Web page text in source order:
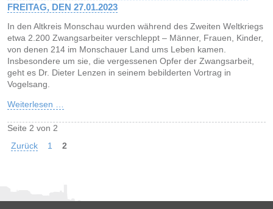
FREITAG, DEN 27.01.2023
In den Altkreis Monschau wurden während des Zweiten Weltkriegs
etwa 2.200 Zwangsarbeiter verschleppt ‒ Männer, Frauen, Kinder,
von denen 214 im Monschauer Land ums Leben kamen.
Insbesondere um sie, die vergessenen Opfer der Zwangsarbeit,
geht es Dr. Dieter Lenzen in seinem bebilderten Vortrag in
Vogelsang.
Weiterlesen …
Seite 2 von 2
Zurück
1 2